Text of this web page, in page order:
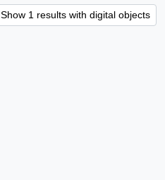
Show 1 results with digital objects